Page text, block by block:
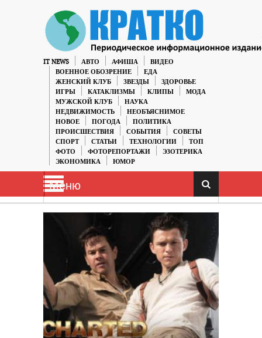
IT NEWS АВТО АФИША
ВИДЕО
ВОЕННОЕ ОБОЗРЕНИЕ
ЕДА
ЖЕНСКИЙ КЛУБ
ЗВЕЗДЫ
ЗДОРОВЬЕ
ИГРЫ
КАТАКЛИЗМЫ КЛИПЫ
МОДА
МУЖСКОЙ КЛУБ
НАУКА
НЕДВИЖИМОСТЬ
НЕОБЪЯСНИМОЕ
НОВОЕ
ПОГОДА
ПОЛИТИКА
ПРОИСШЕСТВИЯ
СОБЫТИЯ
СОВЕТЫ
СПОРТ
СТАТЬИ ТЕХНОЛОГИИ
ТОП
ФОТО
ФОТОРЕПОРТАЖИ
ЭЗОТЕРИКА
ЭКОНОМИКА
ЮМОР
Меню